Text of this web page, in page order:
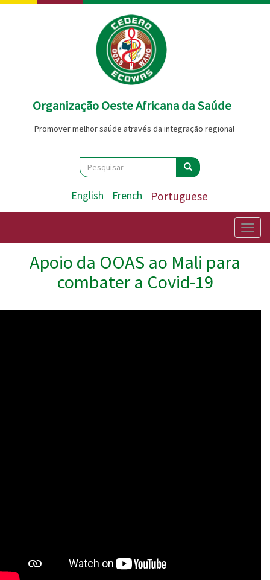
Passar
Organização Oeste Africana da Saúde
Promover melhor saúde através da integração regional
Search
Pesquisar Pesquisar
English French Portuguese
Apoio da OOAS ao Mali para
combater a Covid-19